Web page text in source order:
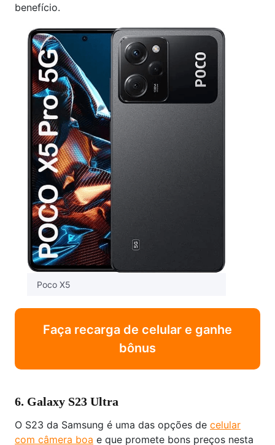
benefício.
Poco X5
Faça recarga de celular e ganhe
bônus
6. Galaxy S23 Ultra
O S23 da Samsung é uma das opções de celular
com câmera boa e que promete bons preços nesta